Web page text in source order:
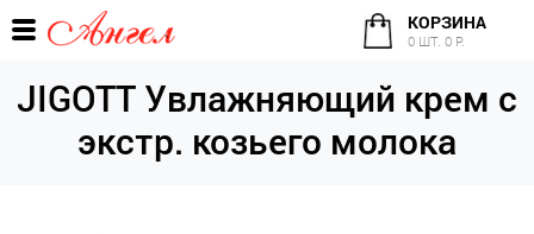
КОРЗИНА
0 ШТ. 0 Р.
JIGOTT Увлажняющий крем с
экстр. козьего молока